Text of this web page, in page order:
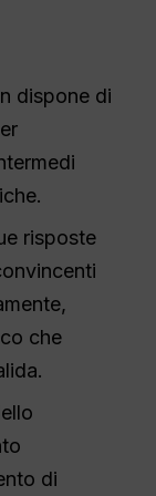
dispone di
risposte
che
di